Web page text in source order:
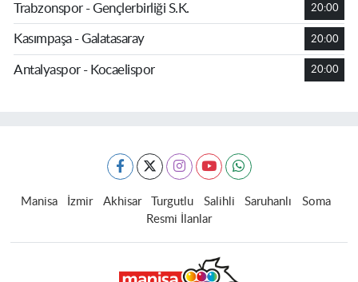
Trabzonspor - Gençlerbirliği S.K. 20:00
Kasımpaşa - Galatasaray 20:00
Antalyaspor - Kocaelispor 20:00
Manisa İzmir Akhisar Turgutlu Salihli Saruhanlı
Soma
Resmi İlanlar